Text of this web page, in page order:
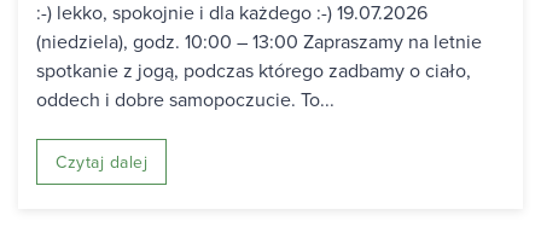
:-) lekko, spokojnie i dla każdego :-) 19.07.2026
(niedziela), godz. 10:00 – 13:00 Zapraszamy na letnie
spotkanie z jogą, podczas którego zadbamy o ciało,
oddech i dobre samopoczucie. To...
Czytaj dalej